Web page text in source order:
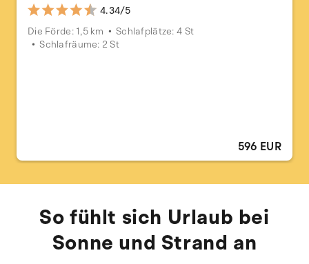
4.34/5
Die Förde: 1,5 km
Schlafplätze: 4 St
Schlafräume: 2 St
596 EUR
So fühlt sich Urlaub bei
Sonne und Strand an